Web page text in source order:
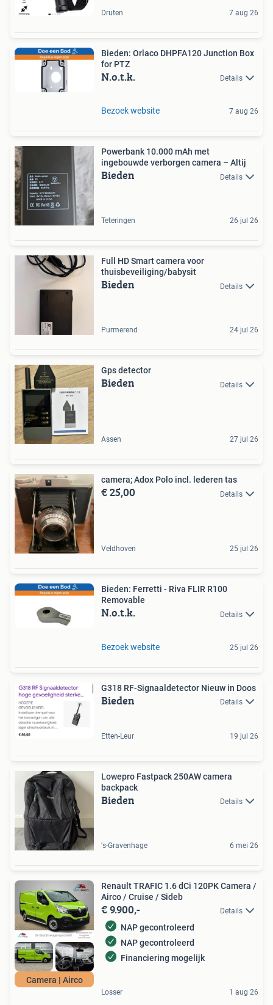
Druten 7 aug 26
Bieden: Orlaco DHPFA120 Junction Box
for PTZ
N.o.t.k. Details
Bezoek website 7 aug 26
Powerbank 10.000 mAh met
ingebouwde verborgen camera – Altij
Bieden Details
Teteringen 26 jul 26
Full HD Smart camera voor
thuisbeveiliging/babysit
Bieden Details
Purmerend 24 jul 26
Gps detector
Bieden Details
Assen 27 jul 26
camera; Adox Polo incl. lederen tas
€ 25,00 Details
Veldhoven 25 jul 26
Bieden: Ferretti - Riva FLIR R100
Removable
N.o.t.k. Details
Bezoek website 25 jul 26
G318 RF-Signaaldetector Nieuw in Doos
Bieden Details
Etten-Leur 19 jul 26
Lowepro Fastpack 250AW camera
backpack
Bieden Details
's-Gravenhage 6 mei 26
Camera | Airco
Renault TRAFIC 1.6 dCi 120PK Camera /
Airco / Cruise / Sideb
€ 9.900,- Details
NAP gecontroleerd
NAP gecontroleerd
Financiering mogelijk
Losser 1 aug 26